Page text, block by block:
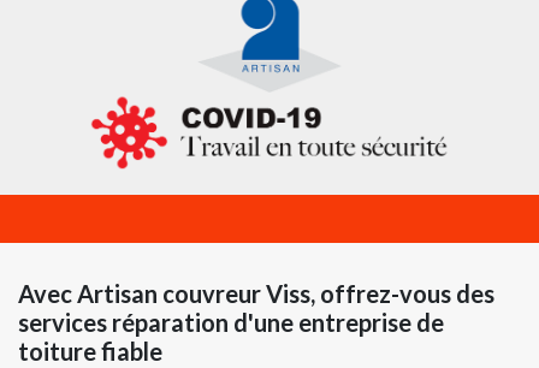
Avec Artisan couvreur Viss, offrez-vous des
services réparation d'une entreprise de
toiture fiable